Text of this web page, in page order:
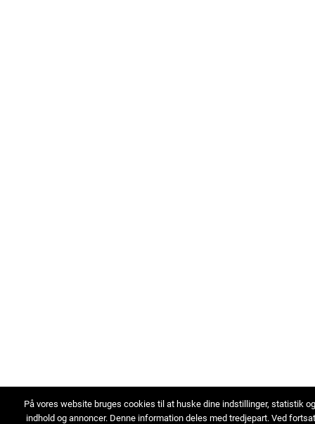
På vores website bruges cookies til at huske dine indstillinger, statistik
indhold og annoncer. Denne information deles med tredjepart. Ved